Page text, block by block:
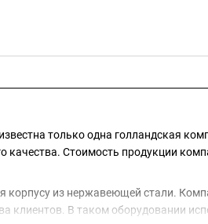
только одна голландская
качества. Стоимость продукции
корпусу из нержавеющей стали.
клиентов. В таком оборудовании